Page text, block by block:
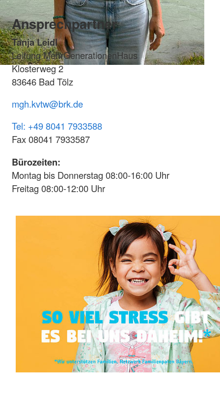
Ansprechpartner
Tanja Leidl
Leitung MehrGenerationenHaus
Klosterweg 2
83646 Bad Tölz
mgh.kvtw@brk.de
Tel: +49 8041 7933588
Fax 08041 7933587
Bürozeiten:
Montag bis Donnerstag 08:00-16:00 Uhr
Freitag 08:00-12:00 Uhr